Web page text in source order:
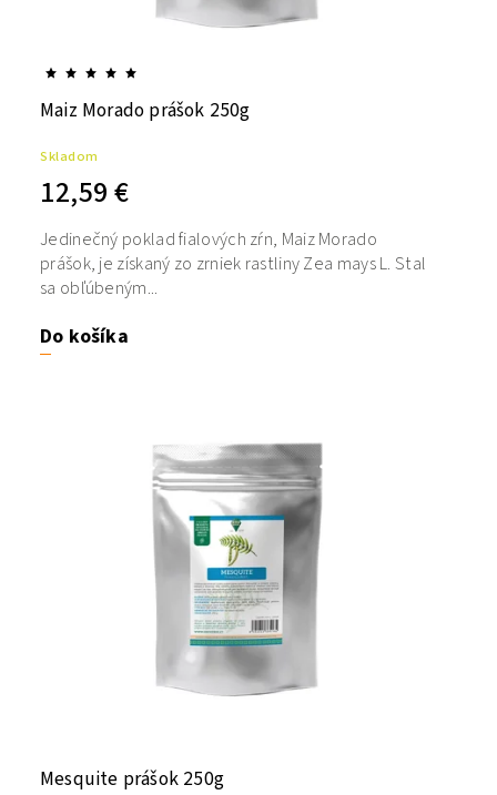
Maiz Morado prášok 250g
Skladom
12,59 €
Do košíka
Jedinečný poklad fialových zŕn, Maiz Morado
prášok, je získaný zo zrniek rastliny Zea mays L. Stal
sa obľúbeným...
Mesquite prášok 250g